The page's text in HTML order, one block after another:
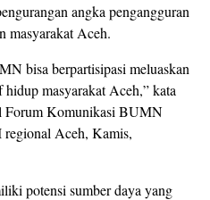
angka pengangguran
masyarakat Aceh.
bisa berpartisipasi meluaskan
masyarakat Aceh,” kata
Forum Komunikasi BUMN
Aceh, Kamis,
potensi sumber daya yang